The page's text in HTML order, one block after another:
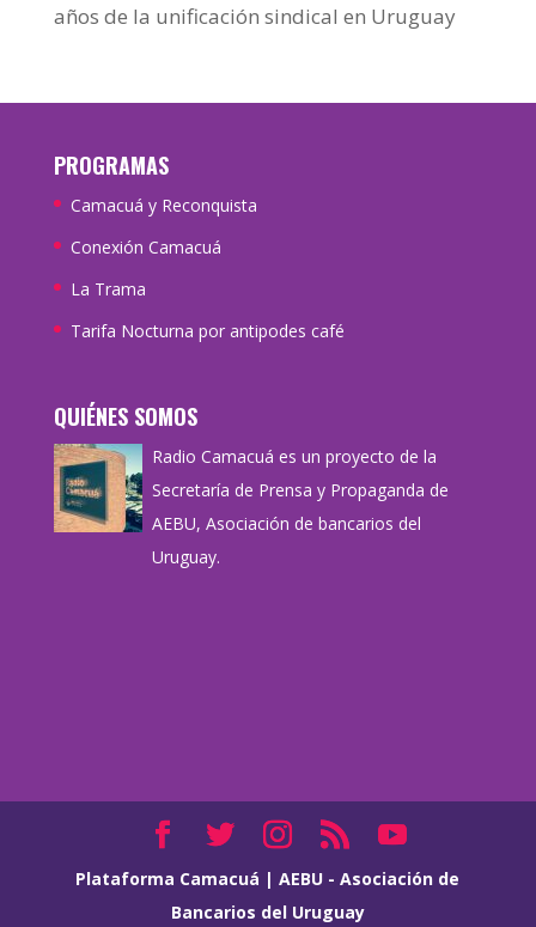
años de la unificación sindical en Uruguay
PROGRAMAS
Camacuá y Reconquista
Conexión Camacuá
La Trama
Tarifa Nocturna por antipodes café
QUIÉNES SOMOS
Radio Camacuá es un proyecto de la
Secretaría de Prensa y Propaganda de
AEBU, Asociación de bancarios del
Uruguay.
Plataforma Camacuá |AEBU - Asociación de
Bancarios del Uruguay